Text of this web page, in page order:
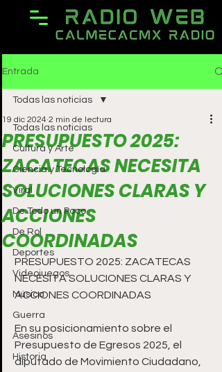
Entrada
Todas las noticias
Cultura y Arte
Ciencia y Tecnología
Viral
De Todo un Poco
De Rol
Deportes
Videojuegos
Música
Guerra
Asesinos
Historia
Todas las noticias
PRESUPUESTO 2025:
ZACATECAS NECESITA
SOLUCIONES CLARAS Y
ACCIONES
COORDINADAS
19 dic 2024 2 min de lectura
PRESUPUESTO 2025: ZACATECAS
NECESITA SOLUCIONES CLARAS Y
ACCIONES COORDINADAS
En su posicionamiento sobre el
Presupuesto de Egresos 2025, el
diputado de Movimiento Ciudadano,